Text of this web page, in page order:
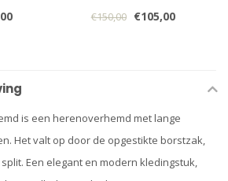
€150,00 €105,00
is een herenoverhemd met lange
Het valt op door de opgestikte borstzak,
Een elegant en modern kledingstuk,